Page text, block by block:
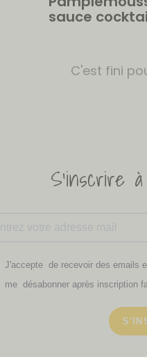
sauce
C'est fini
S'inscrire
J'accepte de recevoir des emails
me désabonner après inscription